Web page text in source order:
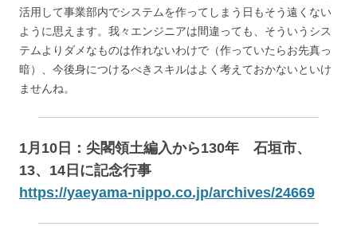
活用して事業部内でシステムを作ってしまう日もそう遠くない
ように思えます。我々エンジニアは間違っても、そういうシス
テムよりダメなものは作れないわけで（作っていたらお先真っ
暗）、今後身につけるべきスキルはよく考えておかないといけ
ませんね。
1月10日：尖閣領土編入から130年 石垣市、
13、14日に記念行事
https://yaeyama-nippo.co.jp/archives/24669